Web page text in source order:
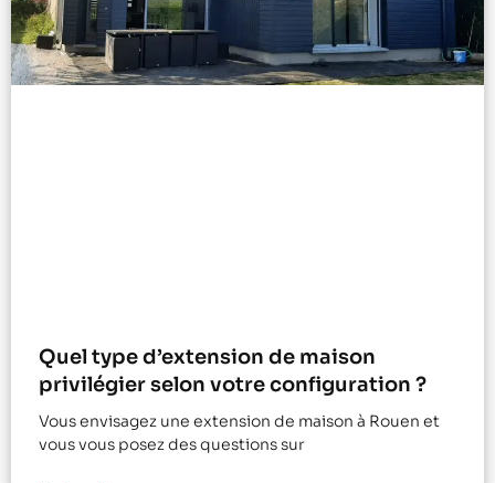
Quel type d’extension de maison
privilégier selon votre configuration ?
Vous envisagez une extension de maison à Rouen et
vous vous posez des questions sur